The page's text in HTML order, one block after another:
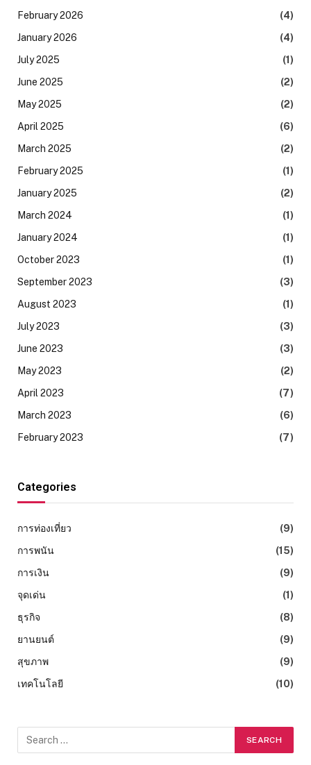
February 2026
(4)
January 2026
(4)
July 2025
(1)
June 2025
(2)
May 2025
(2)
April 2025
(6)
March 2025
(2)
February 2025
(1)
January 2025
(2)
March 2024
(1)
January 2024
(1)
October 2023
(1)
September 2023
(3)
August 2023
(1)
July 2023
(3)
June 2023
(3)
May 2023
(2)
April 2023
(7)
March 2023
(6)
February 2023
(7)
Categories
การท่องเที่ยว
(9)
การพนัน
(15)
การเงิน
(9)
จุดเด่น
(1)
ธุรกิจ
(8)
ยานยนต์
(9)
สุขภาพ
(9)
เทคโนโลยี
(10)